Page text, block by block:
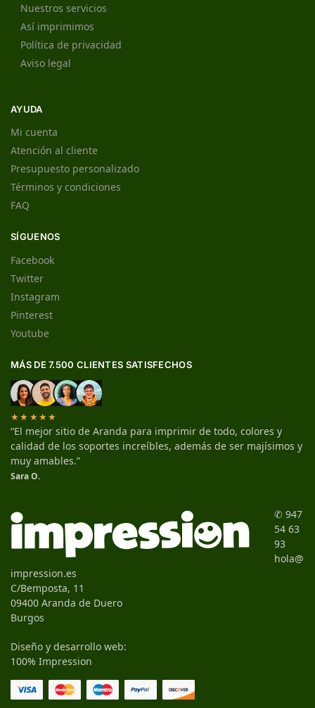
Nuestros servicios
Así imprimimos
Política de privacidad
Aviso legal
AYUDA
Mi cuenta
Atención al cliente
Presupuesto personalizado
Términos y condiciones
FAQ
SÍGUENOS
Facebook
Twitter
Instagram
Pinterest
Youtube
MÁS DE 7.500 CLIENTES SATISFECHOS
★★★★★
“El mejor sitio de Aranda para imprimir de todo, colores y
calidad de los soportes increíbles, además de ser majísimos y
muy amables.”
Sara O.
✆ 947
54 63
93
hola@
impression.es
C/Bemposta, 11
09400 Aranda de Duero
Burgos
Diseño y desarrollo web:
100% Impression